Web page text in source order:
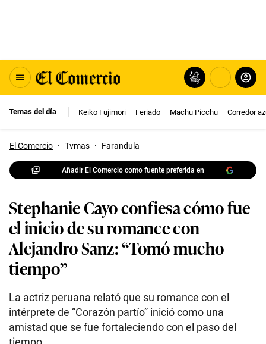
Temas del día Keiko Fujimori Feriado Machu Picchu Corredor
El Comercio · Tvmas · Farandula
Añadir El Comercio como fuente preferida en
Stephanie Cayo confiesa cómo fue
el inicio de su romance con
Alejandro Sanz: “Tomó mucho
tiempo”
La actriz peruana relató que su romance con el
intérprete de “Corazón partío” inició como una
amistad que se fue fortaleciendo con el paso del